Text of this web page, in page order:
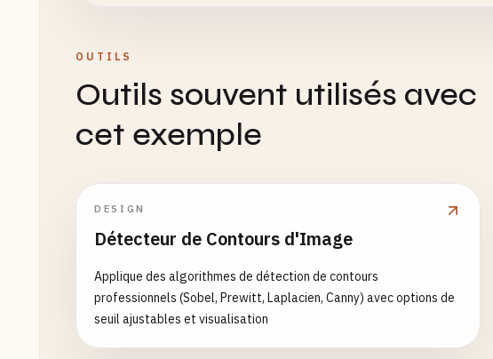
OUTILS
Outils souvent utilisés avec
cet exemple
DESIGN
Détecteur de Contours d'Image
Applique des algorithmes de détection de contours
professionnels (Sobel, Prewitt, Laplacien, Canny) avec options de
seuil ajustables et visualisation